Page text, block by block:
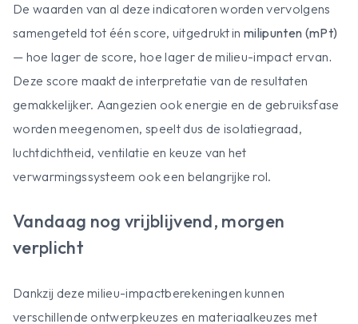
De waarden van al deze indicatoren worden vervolgens
samengeteld tot één score, uitgedrukt inmilipunten (mPt)
— hoe lager de score, hoe lager de milieu-impact ervan.
Deze score maakt de interpretatie van de resultaten
gemakkelijker. Aangezien ook energie en de gebruiksfase
worden meegenomen, speelt dus de isolatiegraad,
luchtdichtheid, ventilatie en keuze van het
verwarmingssysteem ook een belangrijke rol.
Vandaag nog vrijblijvend, morgen
verplicht
Dankzij deze milieu-impactberekeningen kunnen
verschillende ontwerpkeuzes en materiaalkeuzes met